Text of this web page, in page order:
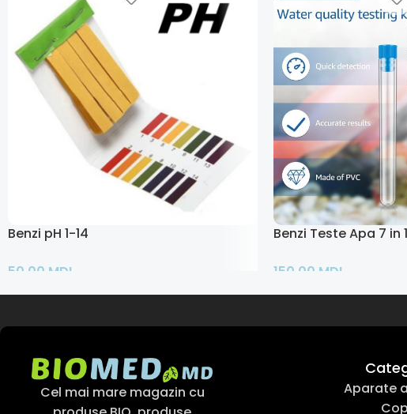
Benzi pH 1-14
50,00 MDL
Adaugă În Coș
Benzi Teste Apa 7 in 1
150,00 MDL
Citește Mai Mult
Cel mai mare magazin cu
Aparate